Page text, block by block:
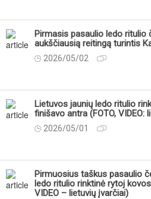
Pirmasis pasaulio ledo
aukščiausią reitingą turintis
2026/05/02
Lietuvos jaunių ledo ritulio
finišavo antra (FOTO, VIDEO:
2026/05/01
Pirmuosius taškus pasaulio
ledo ritulio rinktinė rytoj
VIDEO – lietuvių įvarčiai)